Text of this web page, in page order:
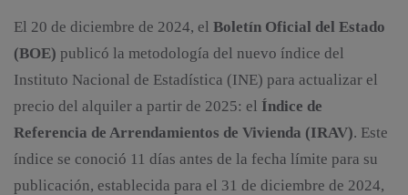
El 20 de diciembre de 2024, el Boletín Oficial del Estado
(BOE) publicó la metodología del nuevo índice del
Instituto Nacional de Estadística (INE) para actualizar el
precio del alquiler a partir de 2025: el Índice de
Referencia de Arrendamientos de Vivienda (IRAV). Este
índice se conoció 11 días antes de la fecha límite para su
publicación, establecida para el 31 de diciembre de 2024,